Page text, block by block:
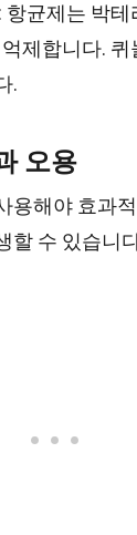
: 항균제는 박테
제합니다.
.
오용
용해야 효과
할 수 있습니